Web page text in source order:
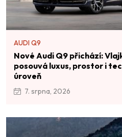
AUDI Q9
Nové Audi Q9 přichází:
posouvá luxus, prostor i
úroveň
7. srpna, 2026